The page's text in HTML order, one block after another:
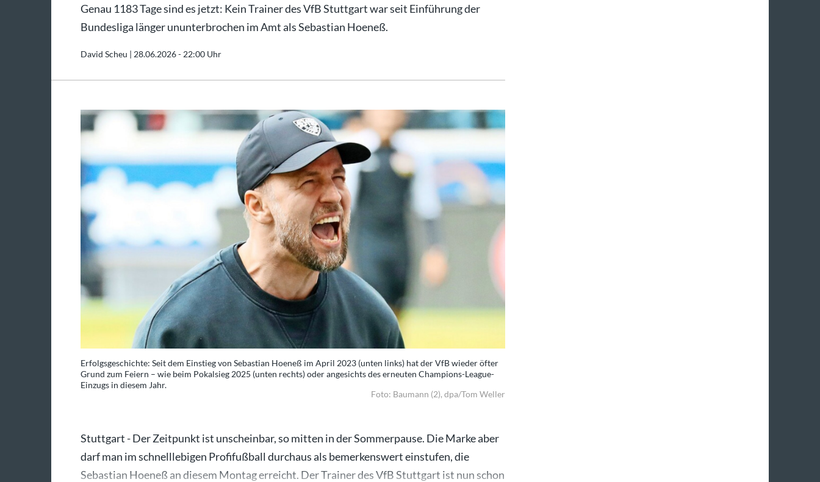
Genau 1183 Tage sind es jetzt: Kein Trainer des VfB Stuttgart war seit Einführung der
Bundesliga länger ununterbrochen im Amt als Sebastian Hoeneß.
David Scheu | 28.06.2026 - 22:00 Uhr
Erfolgsgeschichte: Seit dem Einstieg von Sebastian Hoeneß im April 2023 (unten links) hat der VfB wieder öfter
Grund zum Feiern – wie beim Pokalsieg 2025 (unten rechts) oder angesichts des erneuten Champions-League-
Einzugs in diesem Jahr.
Foto: Baumann (2), dpa/Tom Weller
Stuttgart - Der Zeitpunkt ist unscheinbar, so mitten in der Sommerpause. Die Marke aber
darf man im schnelllebigen Profifußball durchaus als bemerkenswert einstufen, die
Sebastian Hoeneß an diesem Montag erreicht. Der Trainer des VfB Stuttgart ist nun schon